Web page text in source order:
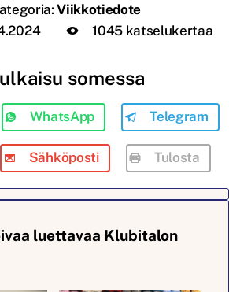
Viikkotiedote
1045 katselukertaa
somessa
WhatsApp Telegram
Sähköposti Tulosta
luettavaa Klubitalon